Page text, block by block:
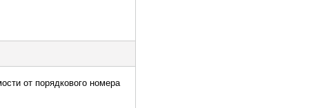
от порядкового номера